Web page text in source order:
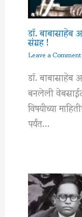
डॉ.
संग्रह !
Leave a Comment
डॉ.
बनलेली
विषयीच्या
पर्यंत…